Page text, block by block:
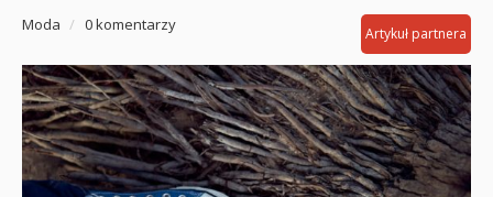
Artykuł partnera
Moda / 0 komentarzy